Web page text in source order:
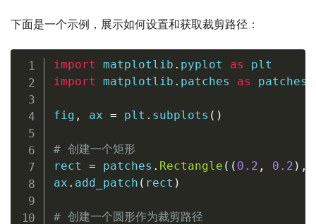
下面是一个示例，展示如何设置和获取裁剪路径：
import matplotlib . pyplot as
import matplotlib . patches as patches
fig , ax = plt . subplots ( )
# 创建一个矩形
rect = patches . Rectangle ( ( 0.2 , 0.2 ) ,
ax . add_patch ( rect )
# 创建一个圆形作为裁剪路径